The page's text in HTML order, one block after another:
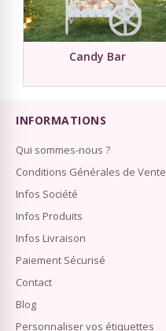
Candy Bar
INFORMATIONS
Qui sommes-nous ?
Conditions Générales de Vente
Infos Société
Infos Produits
Infos Livraison
Paiement Sécurisé
Contact
Blog
Personnaliser vos étiquettes